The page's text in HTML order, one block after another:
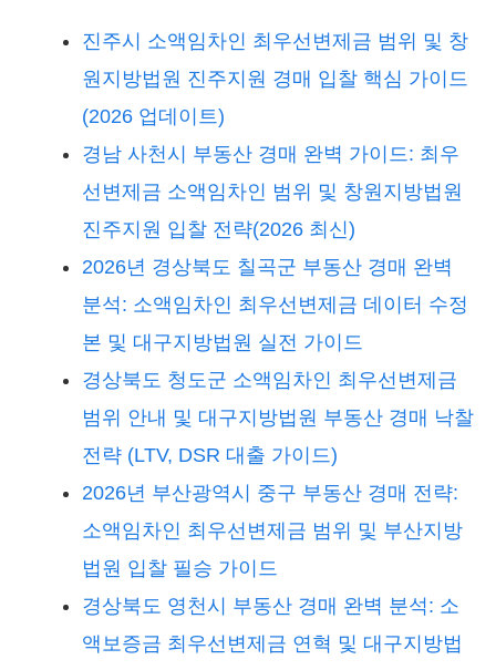
진주시 소액임차인 최우선변제금 범위 및 창
원지방법원 진주지원 경매 입찰 핵심 가이드
(2026 업데이트)
경남 사천시 부동산 경매 완벽 가이드: 최우
선변제금 소액임차인 범위 및 창원지방법원
진주지원 입찰 전략(2026 최신)
2026년 경상북도 칠곡군 부동산 경매 완벽
분석: 소액임차인 최우선변제금 데이터 수정
본 및 대구지방법원 실전 가이드
경상북도 청도군 소액임차인 최우선변제금
범위 안내 및 대구지방법원 부동산 경매 낙찰
전략 (LTV, DSR 대출 가이드)
2026년 부산광역시 중구 부동산 경매 전략:
소액임차인 최우선변제금 범위 및 부산지방
법원 입찰 필승 가이드
경상북도 영천시 부동산 경매 완벽 분석: 소
액보증금 최우선변제금 연혁 및 대구지방법